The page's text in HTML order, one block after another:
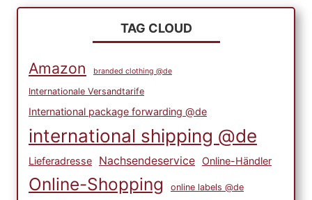
TAG CLOUD
Amazon branded clothing @de
Internationale Versandtarife
International package forwarding @de
international shipping @de
Lieferadresse Nachsendeservice Online-Händler
Online-Shopping online labels @de